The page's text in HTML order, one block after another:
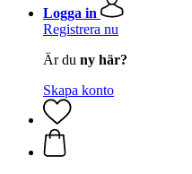
Logga in
Registrera nu
Är du ny här?
Skapa konto